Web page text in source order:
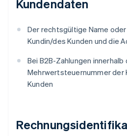
Kundendaten
Der rechtsgültige Name
Kundin/des Kunden und die
Bei B2B-Zahlungen innerhalb
Mehrwertsteuernummer der
Kunden